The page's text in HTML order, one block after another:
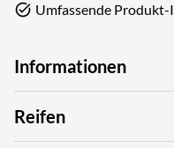
Umfassende Produkt-
Informationen
Reifen